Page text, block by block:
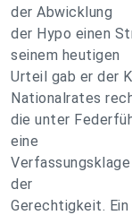
der Abwicklung
der Hypo einen
seinem heutigen
Urteil gab er der
Nationalrates
die unter
eine
der
Gerechtigkeit.